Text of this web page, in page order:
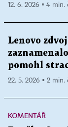
12. 6. 2026 ▪ 4 min.
Lenovo
pomohl
22. 5. 2026 ▪ 2 min.
KOMENTÁŘ